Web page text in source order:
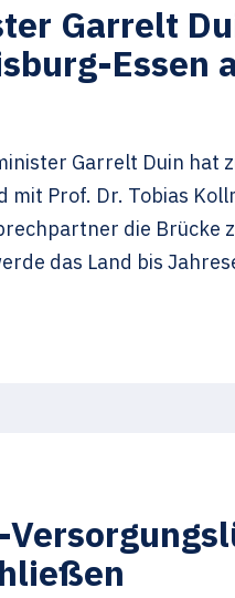
Garrelt
Garrelt Duin hat
Prof. Dr. Tobias
die
das Land bis